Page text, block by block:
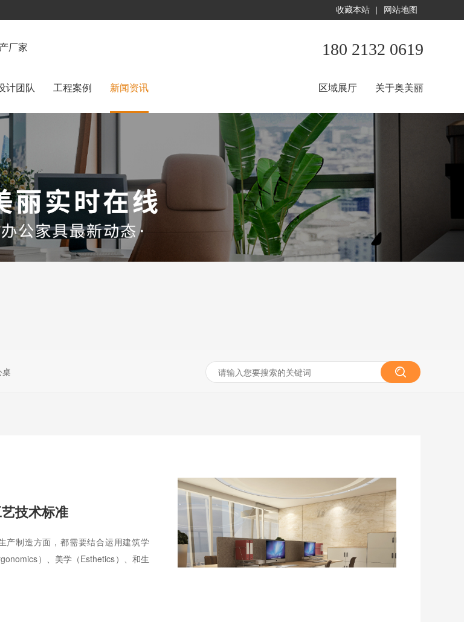
收藏本站 网站地图
180 2132 0619
厂家
计团队 工程案例 新闻资讯 关于奥美丽
区域展厅
技术标准
产制造方面，都需要结合运用建筑学
）、美学（Esthetics）、和生